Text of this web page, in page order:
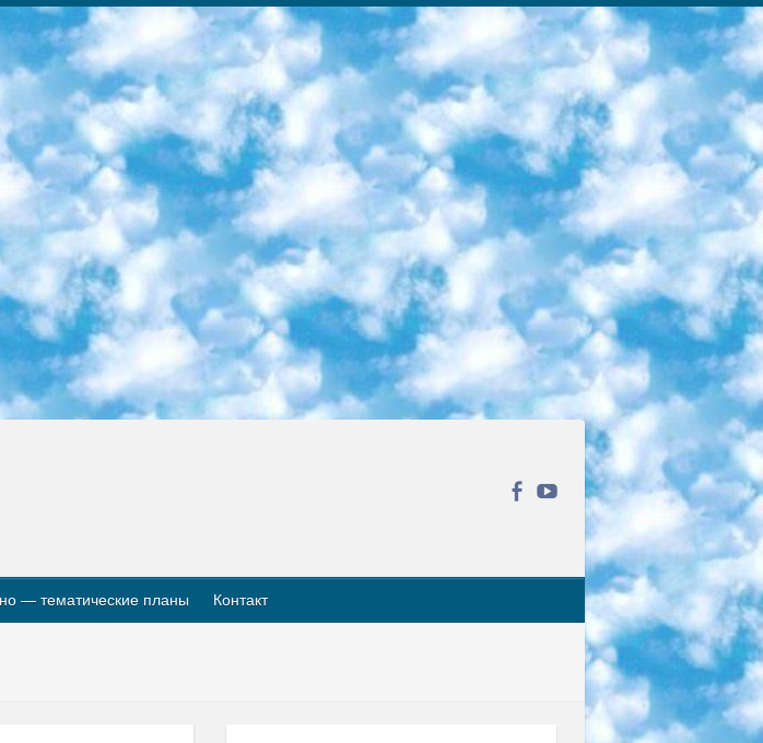
язык и литературное письмо Государственный язык (язык обучения – узбекский). для неклассов) написано Математическое письмо Письменная/устная история Узбекистана Физическое воспитание практично Итоговый контроль Для 11 класса Написание родного языка и литературы (эссе) Математическое письмо Узбекский язык (обучение на узбекском языке) не посещающее общее среднее образование для учреждений)/Образовательное учреждение выбор письменный и устный Иностранный язык письменный/устный Письменная/устная история Узбекистана *По выбору студента:  Химия  Физика  Основы государственного права  География 10 бесплатных образовательных ресурсов - Мы составили подборку онлайн-проектов с интерактивными упражнениями, видеолекциями и статьями. Они помогут вам обрести новые и освежить старые знания бесплатно. 1. «ИНТУИТ» Старейшая образовательная площадка Рунета. Здесь вы найдёте сотни текстовых и видеокурсов на десятки различных тем — от программирования до психологии. Многие курсы подготовлены российскими университетами и крупными международными компаниями вроде Intel и Microsoft. Самостоятельное обучение бесплатное, но желающие могут оплатить услуги персональных наставников. 2. «Смартия» знакомит с актуальными профессиями и подсказывает, как им обучаться. Выбрав заинтересовавшую вас специальность — SMM-специалист, фотограф, веб-дизайнер или другую, — увидите список необходимых для неё умений. Чтобы вы могли освоить их самостоятельно, для каждого умения площадка отображает подборку ссылок на учебные материалы. Хотя «Смартия» ориентируется на русскоязычную аудиторию, часть контента всё же доступна только на английском. 3. «Лекторий Физтеха» Проект Московского физико-технического института (Физтеха). С его помощью вы можете смотреть онлайн серии лекций, записанные на видео в этом вузе. В числе доступных предметов — физика, биология, химия, информационные технологии и другие. К некоторым лекциям администрация ресурса прилагает готовые конспекты, которые можно скачивать в PDF-формате. 4. ITMOcourses Онлайн-площадка Санкт-Петербургского национального исследовательского университета информационных технологий, механики и оптики (ИТМО). Ресурс предоставляет свободный доступ к курсам, разработанным в этом вузе. Каталог материалов разбит на четыре категории: «Оптические системы и технологии», «Приборостроение и робототехника», «Информационные технологии» и «Биотехнологии». Курсы состоят из видеолекций, интерактивных демонстраций и заданий. 5. «КиберЛенинка» Электронная научная библиотека открытого доступа. Каталог площадки регулярно обрастает текстами статей из различных научных изданий. Сгруппированные по журналам и рубрикам публикации можно читать онлайн или скачивать целиком в PDF-формате. Проект нацелен на популяризацию науки за счёт открытого доступа к качественной информации. 6. «ПостНаука» На этом ресурсе публикуют подборки видеолекций, составленные экспертами из разных отраслей и объединённые общими темами. Среди них, к примеру, есть серии «Биоинформатика и геномика», «Культура средневековой Скандинавии» и Cinema Studies о теории кино. Каждая подборка лекций — логически связанная история, рассказанная экспертом от первого лица. Кроме того, на сайте появляются научно-образовательные статьи и тесты на разные темы. 7. «Newочём» Команда проекта «Newочём» отбирает самые интересные тексты из англоязычных СМИ и переводит те из них, за которые голосуют участники сообщества «ВКонтакте». По большей части это научно-популярные статьи. Редакторы придумывают лишь заголовки, в остальном содержание переводов соответствует оригиналам. Полные тексты можно читать прямо в социальной сети. 8. InternetUrok Онлайн-база материалов по основным дисциплинам школьной программы. Информация на сайте структурирована по классам, предметам и темам (урокам). Каждый урок состоит из видеолекций и конспектов. Есть также интерактивные тренажёры и тесты для закрепления пройденного материала. Даже если вы давно окончили школу, возможность повторить программу старших классов всегда может пригодиться. 9. Edutainme Ещё один ресурс об образовании. В отличие от Newtonew, как мне кажется, Edutainme больше ориентируется на представителей индустрии: педагогов, предпринимателей, разработчиков образовательных проектов. Но и любой, кто просто стремится к саморазвитию, найдёт на сайте много полезного и интересного для себя. Например, информацию о новых курсах и образовательных сервисах. 10. Newtonew Онлайн-медиа об образовании и обучении в широком смысле. Авторы Newtonew пишут об инструментах, заведениях, тактиках и стратегиях, которые помогают учить других и получать новые знания самостоятельно. На этой площадке вы найдёте новости, обзоры, аналитические мат
— тематические планы Контакт